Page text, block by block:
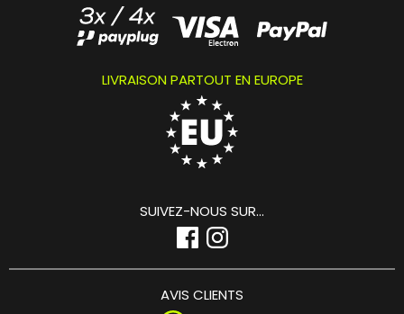
LIVRAISON PARTOUT EN EUROPE
SUIVEZ-NOUS SUR...
AVIS CLIENTS